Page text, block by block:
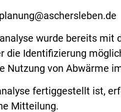
wurde bereits mit
die Identifizierung
Nutzung von Abwärme
fertiggestellt ist,
Mitteilung.